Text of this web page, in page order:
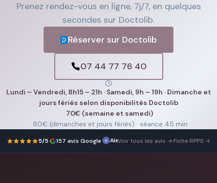
Prenez rendez-vous en ligne, 7j/7, en quelques
secondes sur Doctolib.
Réserver sur Doctolib
07 44 77 76 40
Lundi – Vendredi, 8h15 – 21h · Samedi, 9h – 19h · Dimanche et
jours fériés selon disponibilités Doctolib
·70€ (semaine et samedi)
· 80€ (dimanches et jours fériés) · séance 45 min
5/5· 157 avis Google· Alex6 novembre 2025
Excellente
Voir tous les avis →·Fiche RPPS →